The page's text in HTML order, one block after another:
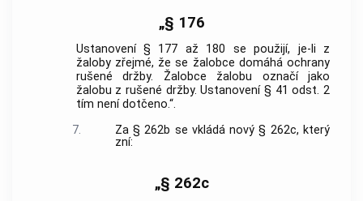
„§ 176
Ustanovení § 177 až 180 se použijí, je-li z
žaloby zřejmé, že se žalobce domáhá ochrany
rušené držby. Žalobce žalobu označí jako
žalobu z rušené držby. Ustanovení § 41 odst. 2
tím není dotčeno.“.
7.
Za § 262b se vkládá nový § 262c, který
zní:
„§ 262c